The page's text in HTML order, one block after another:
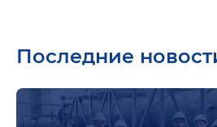
Последние